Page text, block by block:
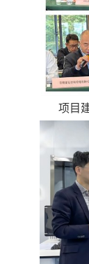
项目建